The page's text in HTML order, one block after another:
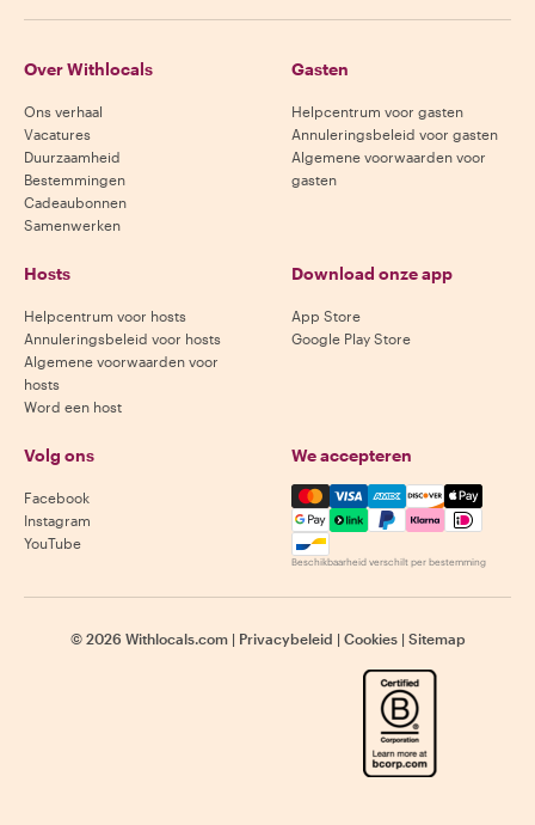
Over Withlocals
Ons verhaal
Vacatures
Duurzaamheid
Bestemmingen
Cadeaubonnen
Samenwerken
Gasten
Helpcentrum voor gasten
Annuleringsbeleid voor gasten
Algemene voorwaarden voor
gasten
Hosts
Helpcentrum voor hosts
Annuleringsbeleid voor hosts
Algemene voorwaarden voor
hosts
Word een host
Download onze app
App Store
Google Play Store
Volg ons
Facebook
Instagram
YouTube
We accepteren
Mastercard, Visa, Amex,
Beschikbaarheid verschilt per bestemming
© 2026 Withlocals.com | Privacybeleid | Cookies | Sitemap